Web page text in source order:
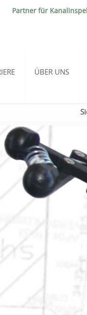
Partner für
ÜBER UNS